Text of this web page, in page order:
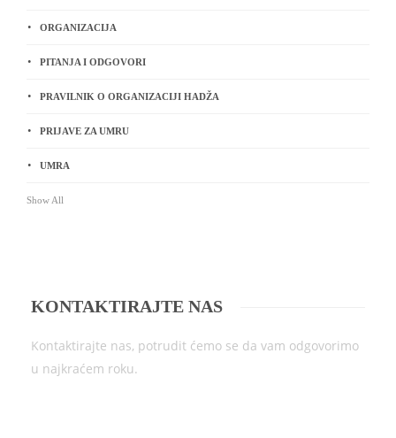
ORGANIZACIJA
PITANJA I ODGOVORI
PRAVILNIK O ORGANIZACIJI HADŽA
PRIJAVE ZA UMRU
UMRA
Show All
KONTAKTIRAJTE NAS
Kontaktirajte nas, potrudit ćemo se da vam odgovorimo
u najkraćem roku.